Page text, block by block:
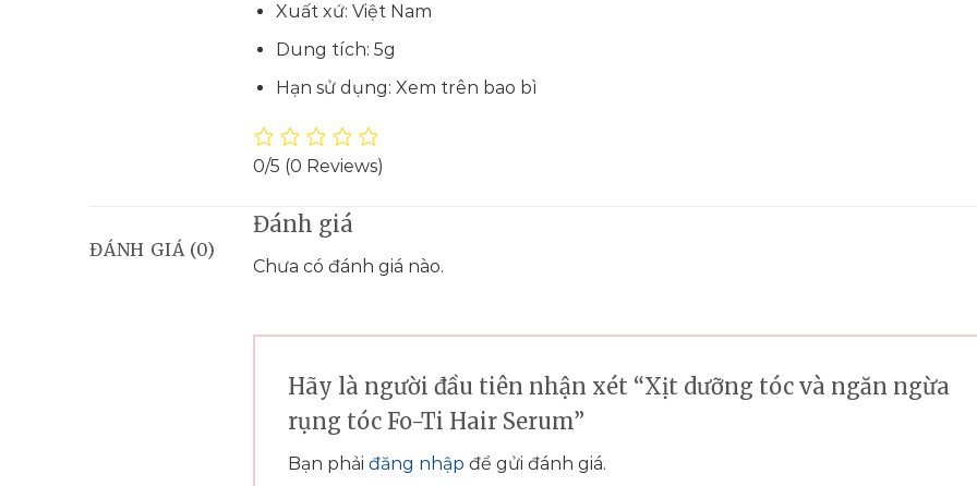
Xuất xứ: Việt Nam
Dung tích: 5g
Hạn sử dụng: Xem trên bao bì
0/5 (0 Reviews)
ĐÁNH GIÁ (0)
Đánh giá
Chưa có đánh giá nào.
Hãy là người đầu tiên nhận xét “Xịt dưỡng tóc và ngăn ngừa
rụng tóc Fo-Ti Hair Serum”
Bạn phải đăng nhập để gửi đánh giá.